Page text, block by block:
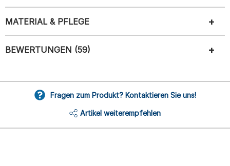
MATERIAL & PFLEGE
BEWERTUNGEN (59)
Fragen zum Produkt? Kontaktieren Sie uns!
Artikel weiterempfehlen